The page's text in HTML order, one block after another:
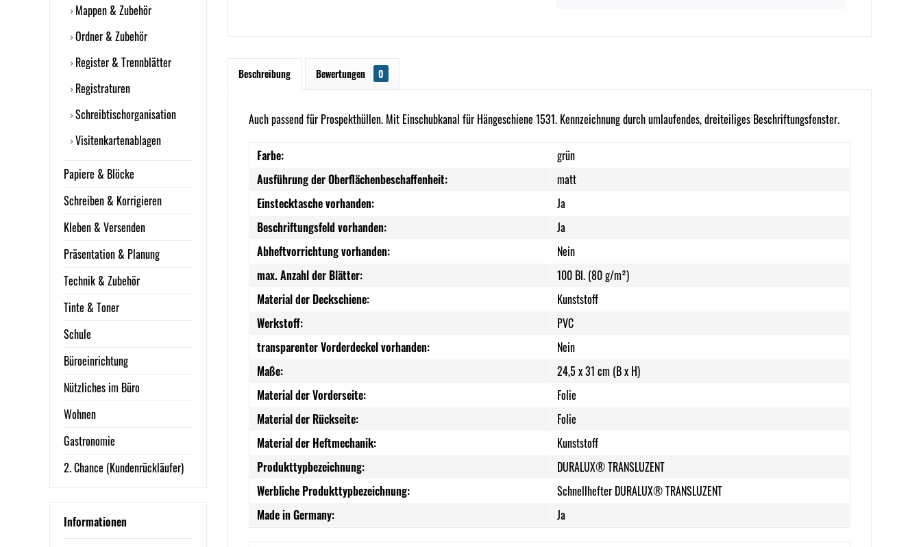
Mappen & Zubehör
Ordner & Zubehör
Register & Trennblätter
Registraturen
Schreibtischorganisation
Visitenkartenablagen
Papiere & Blöcke
Schreiben & Korrigieren
Kleben & Versenden
Präsentation & Planung
Technik & Zubehör
Tinte & Toner
Schule
Büroeinrichtung
Nützliches im Büro
Wohnen
Gastronomie
2. Chance (Kundenrückläufer)
Informationen
Beschreibung Bewertungen 0
Auch passend für Prospekthüllen. Mit Einschubkanal für Hängeschiene 1531. Kennzeichnung durch umlaufendes, dreiteiliges Beschriftungsfenster.
Farbe:
grün
Ausführung der Oberflächenbeschaffenheit:
matt
Einstecktasche vorhanden:
Ja
Beschriftungsfeld vorhanden:
Ja
Abheftvorrichtung vorhanden:
Nein
max. Anzahl der Blätter:
100 Bl. (80 g/m²)
Material der Deckschiene:
Kunststoff
Werkstoff:
PVC
transparenter Vorderdeckel vorhanden:
Nein
Maße:
24,5 x 31 cm (B x H)
Material der Vorderseite:
Folie
Material der Rückseite:
Folie
Material der Heftmechanik:
Kunststoff
Produkttypbezeichnung:
DURALUX® TRANSLUZENT
Werbliche Produkttypbezeichnung:
Schnellhefter DURALUX® TRANSLUZENT
Made in Germany:
Ja